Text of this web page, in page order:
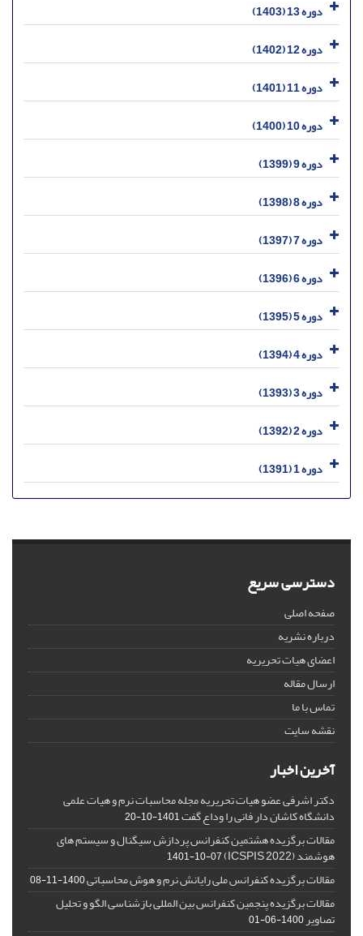
دوره 13 (1403)
دوره 12 (1402)
دوره 11 (1401)
دوره 10 (1400)
دوره 9 (1399)
دوره 8 (1398)
دوره 7 (1397)
دوره 6 (1396)
دوره 5 (1395)
دوره 4 (1394)
دوره 3 (1393)
دوره 2 (1392)
دوره 1 (1391)
دسترسی سریع
صفحه اصلی
درباره نشریه
اعضای هیات تحریریه
ارسال مقاله
تماس با ما
نقشه سایت
آخرین اخبار
دکتر اشرفی عضو هیات تحریریه مجله محاسبات نرم و هیات علمی
دانشگاه کاشان دار فانی را وداع گفت1401-10-20
مقالات برگزیده هشتمین کنفرانس پردازش سیگنال و سیستم های
هوشمند (ICSPIS 2022) 1401-10-07
مقالات برگزیده کنفرانس ملی رایانش نرم و هوش محاسباتی1400-11-08
مقالات برگزیده پنجمین کنفرانس بین المللی بازشناسی الگو و تحلیل
تصاویر1400-06-01